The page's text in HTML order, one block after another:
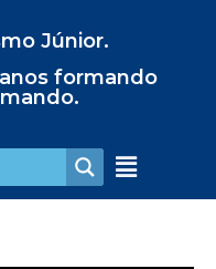
Júnior.
formando